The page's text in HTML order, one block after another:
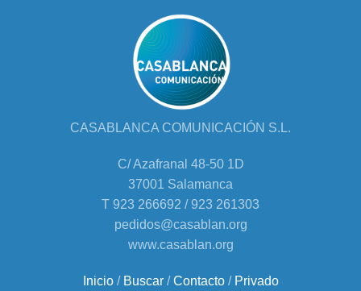
CASABLANCA COMUNICACIÓN S.L.
C/ Azafranal 48-50 1D
37001 Salamanca
T 923 266692 / 923 261303
pedidos@casablan.org
www.casablan.org
Inicio/ Buscar/Contacto/ Privado